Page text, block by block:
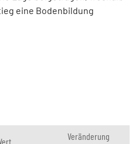
eine Bodenbildung
Veränderung